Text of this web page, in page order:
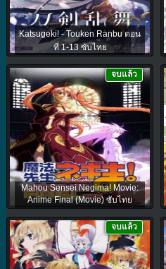
Katsugeki! - Touken Ranbu ตอน
ที่ 1-13 ซับไทย
Mahou Sensei Negima! Movie:
Anime Final (Movie) ซับไทย
จบแล้ว
จบแล้ว